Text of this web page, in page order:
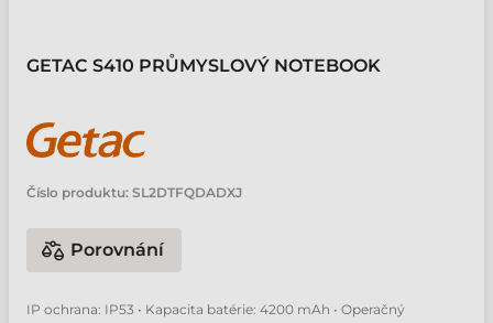
GETAC S410 PRŮMYSLOVÝ NOTEBOOK
Číslo produktu: SL2DTFQDADXJ
Porovnání
IP ochrana: IP53 • Kapacita batérie: 4200 mAh • Operačný